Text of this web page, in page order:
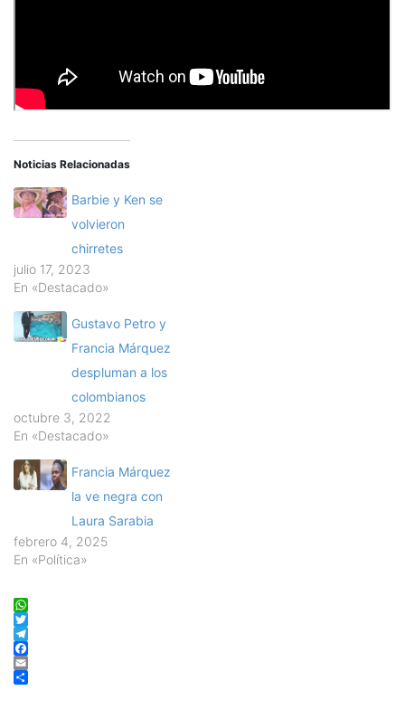
Noticias Relacionadas
Barbie y Ken se
volvieron
chirretes
julio 17, 2023
En «Destacado»
Gustavo Petro y
Francia Márquez
despluman a los
colombianos
octubre 3, 2022
En «Destacado»
Francia Márquez
la ve negra con
Laura Sarabia
febrero 4, 2025
En «Política»
WhatsApp
Twitter
Telegram
Facebook
Email